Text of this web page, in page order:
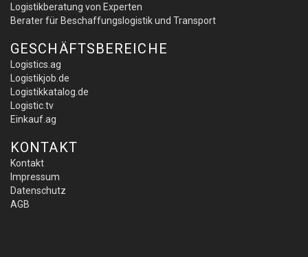
Logistikberatung von Experten
Berater für Beschaffungslogistik und Transport
GESCHÄFTSBEREICHE
Logistics.ag
Logistikjob.de
Logistikkatalog.de
Logistic.tv
Einkauf.ag
KONTAKT
Kontakt
Impressum
Datenschutz
AGB